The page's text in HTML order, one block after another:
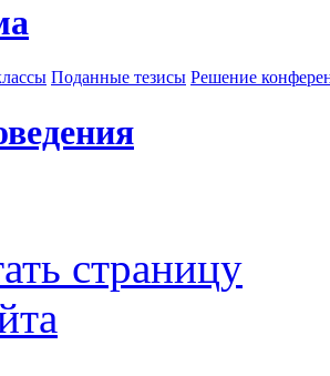
Поданные тезисы Решение
страницу